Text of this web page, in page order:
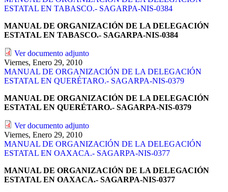
ESTATAL EN TABASCO.- SAGARPA-NIS-0384
MANUAL DE ORGANIZACIÓN DE LA DELEGACIÓN
ESTATAL EN TABASCO.- SAGARPA-NIS-0384
Ver documento adjunto
Viernes, Enero 29, 2010
MANUAL DE ORGANIZACIÓN DE LA DELEGACIÓN
ESTATAL EN QUERÉTARO.- SAGARPA-NIS-0379
MANUAL DE ORGANIZACIÓN DE LA DELEGACIÓN
ESTATAL EN QUERÉTARO.- SAGARPA-NIS-0379
Ver documento adjunto
Viernes, Enero 29, 2010
MANUAL DE ORGANIZACIÓN DE LA DELEGACIÓN
ESTATAL EN OAXACA.- SAGARPA-NIS-0377
MANUAL DE ORGANIZACIÓN DE LA DELEGACIÓN
ESTATAL EN OAXACA.- SAGARPA-NIS-0377